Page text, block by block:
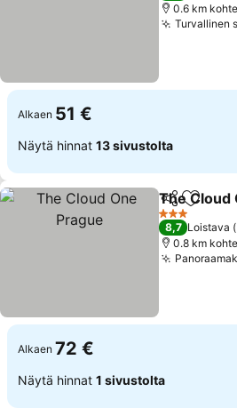
0.6 km
Turvallinen
Alkaen 51 €
Näytä hinnat 13 sivustolta
Jaa Lisää
The Cloud
3 Tähtiluokitus
8,7 Loistava
0.8 km
Alkaen 72 €
Näytä hinnat 1 sivustolta